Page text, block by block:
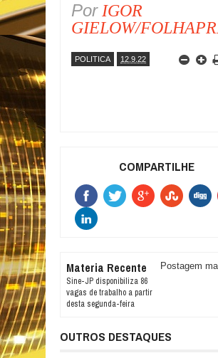
Por IGOR
GIELOW/
POLITICA 12.9.22
COMPARTILHE
Materia Recente
Sine-JP disponibiliza 86
vagas de trabalho a partir
desta segunda-feira
Postagem
OUTROS DESTAQUES